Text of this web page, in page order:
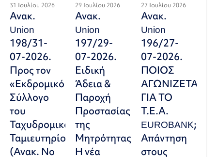
31 Ιουλίου 2026
Ανακ.
Union
198/31-
07-2026.
Προς τον
«Εκδρομικό
Σύλλογο
του
Ταχυδρομικού
Ταμιευτηρίου»
(Ανακ. Νο
29 Ιουλίου 2026
Ανακ.
Union
197/29-
07-2026.
Ειδική
Άδεια &
Παροχή
Προστασίας
της
Μητρότητας:
Η νέα
27 Ιουλίου 2026
Ανακ.
Union
196/27-
07-2026.
ΠΟΙΟΣ
ΑΓΩΝΙΖΕΤΑΙ
ΓΙΑ ΤΟ
Τ.Ε.Α.
EUROBANK;
Απάντηση
στους